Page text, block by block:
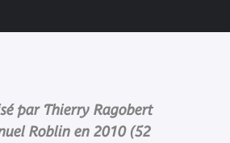
par Thierry Ragobert
Roblin en 2010 (52